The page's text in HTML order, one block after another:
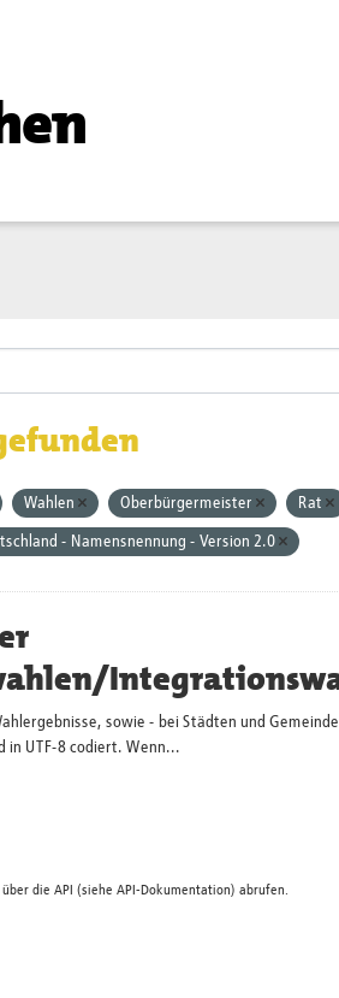
Wahlen Oberbürgermeister Rat
- Namensnennung - Version 2.0
sowie - bei Städten und
in UTF-8 codiert. Wenn...
die API (siehe API-Dokumentation) abrufen.